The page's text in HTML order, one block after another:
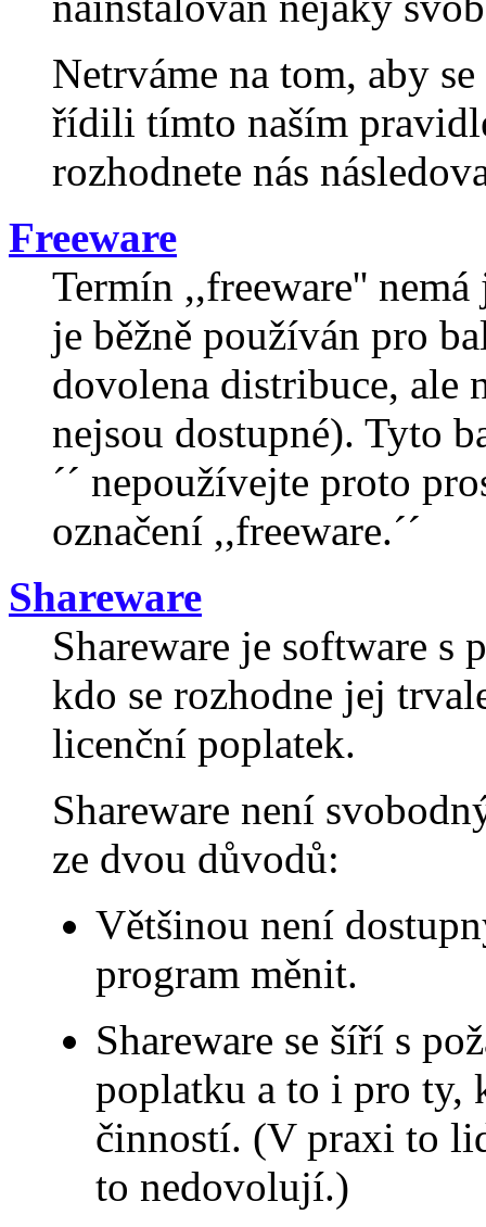
Netrváme na tom, aby
řídili tímto naším
rozhodnete nás
Freeware
Termín ,,freeware''
je běžně používán pro
dovolena distribuce, ale
nejsou dostupné). Tyto
´´ nepoužívejte proto
označení ,,freeware.´´
Shareware
Shareware je software
kdo se rozhodne jej
licenční poplatek.
Shareware není
ze dvou důvodů:
Většinou není
program měnit.
Shareware se šíří s
poplatku a to i pro ty,
činností. (V praxi to
to nedovolují.)